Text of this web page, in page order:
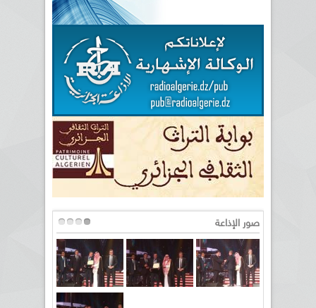
صور الإذاعة